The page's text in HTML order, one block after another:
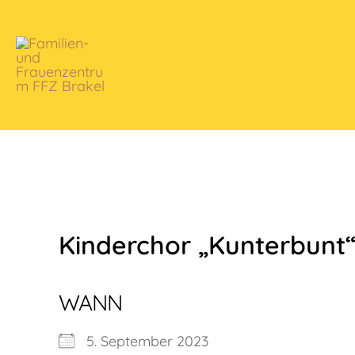
Inhalt
springen
Kinderchor
WANN
5. September 2023